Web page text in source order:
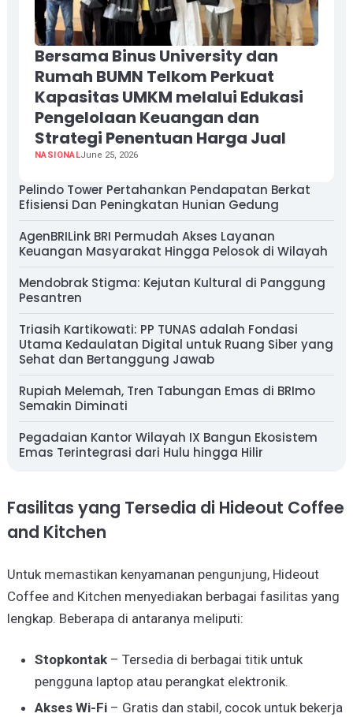
Bersama Binus University dan
Rumah BUMN Telkom Perkuat
Kapasitas UMKM melalui Edukasi
Pengelolaan Keuangan dan
Strategi Penentuan Harga Jual
NASIONALJune 25, 2026
Pelindo Tower Pertahankan Pendapatan Berkat
Efisiensi Dan Peningkatan Hunian Gedung
AgenBRILink BRI Permudah Akses Layanan
Keuangan Masyarakat Hingga Pelosok di Wilayah
Mendobrak Stigma: Kejutan Kultural di Panggung
Pesantren
Triasih Kartikowati: PP TUNAS adalah Fondasi
Utama Kedaulatan Digital untuk Ruang Siber yang
Sehat dan Bertanggung Jawab
Rupiah Melemah, Tren Tabungan Emas di BRImo
Semakin Diminati
Pegadaian Kantor Wilayah IX Bangun Ekosistem
Emas Terintegrasi dari Hulu hingga Hilir
Fasilitas yang Tersedia di Hideout Coffee
and Kitchen
Untuk memastikan kenyamanan pengunjung, Hideout
Coffee and Kitchen menyediakan berbagai fasilitas yang
lengkap. Beberapa di antaranya meliputi:
Stopkontak– Tersedia di berbagai titik untuk
pengguna laptop atau perangkat elektronik.
Akses Wi-Fi– Gratis dan stabil, cocok untuk bekerja